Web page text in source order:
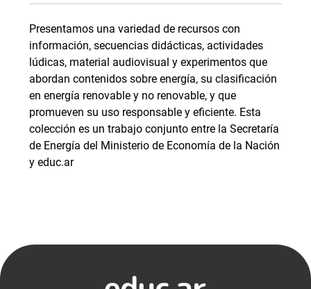
Presentamos una variedad de recursos con
información, secuencias didácticas, actividades
lúdicas, material audiovisual y experimentos que
abordan contenidos sobre energía, su clasificación
en energía renovable y no renovable, y que
promueven su uso responsable y eficiente. Esta
colección es un trabajo conjunto entre la Secretaría
de Energía del Ministerio de Economía de la Nación
y educ.ar